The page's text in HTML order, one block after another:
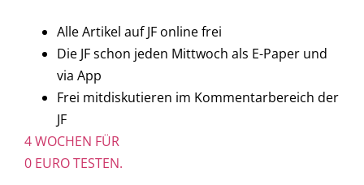
Alle Artikel auf JF online frei
Die JF schon jeden Mittwoch als E-Paper und
via App
Frei mitdiskutieren im Kommentarbereich der
JF
4 WOCHEN FÜR
0 EURO TESTEN.